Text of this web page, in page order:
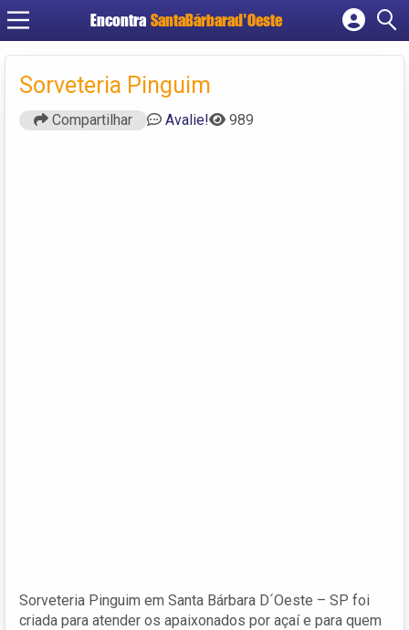
Encontra SantaBárbarad'Oeste
Cadastrar empresa
Criar conta
Sorveteria Pinguim
Compartilhar Avalie! 989
Sorveteria Pinguim em Santa Bárbara D´Oeste – SP foi
criada para atender os apaixonados por açaí e para quem